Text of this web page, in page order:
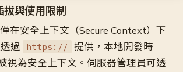
拔與使用限制
在安全上下文（Secure Context）下
過
https:// 提供，本地開發時
視為安全上下文。伺服器管理員可透